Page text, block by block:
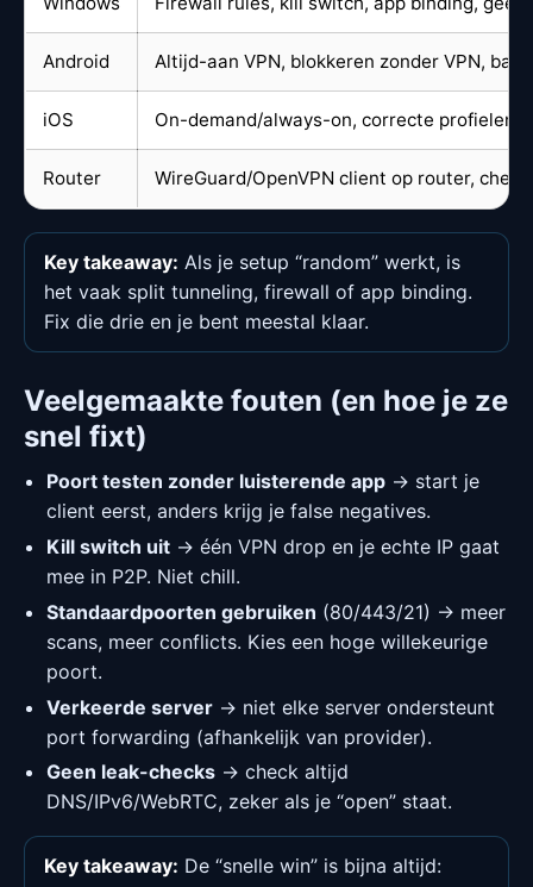
Android Altijd-aan VPN, blokkeren zonder VPN,
iOS On-demand/always-on, correcte profielen,
Router WireGuard/OpenVPN client op router,
Key takeaway: Als je setup “random” werkt, is
het vaak split tunneling, firewall of app binding.
Fix die drie en je bent meestal klaar.
Veelgemaakte fouten (en hoe je ze
snel fixt)
Poort testen zonder luisterende app → start je
client eerst, anders krijg je false negatives.
Kill switch uit → één VPN drop en je echte IP gaat
mee in P2P. Niet chill.
Standaardpoorten gebruiken (80/443/21) → meer
scans, meer conflicts. Kies een hoge willekeurige
poort.
Verkeerde server → niet elke server ondersteunt
port forwarding (afhankelijk van provider).
Geen leak-checks → check altijd
DNS/IPv6/WebRTC, zeker als je “open” staat.
Key takeaway: De “snelle win” is bijna altijd: